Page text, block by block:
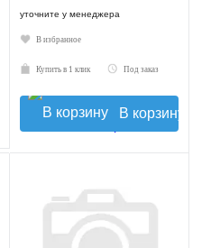
уточните у менеджера
В избранное
Купить в 1 клик Под заказ
В корзину